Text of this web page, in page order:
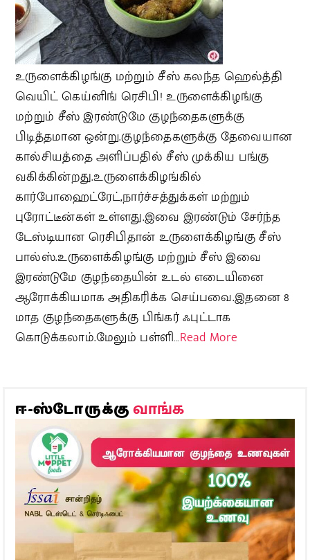
உருளைக்கிழங்கு மற்றும் சீஸ் கலந்த ஹெல்த்தி
வெயிட் கெய்னிங் ரெசிபி! உருளைக்கிழங்கு
மற்றும் சீஸ் இரண்டுமே குழந்தைகளுக்கு
பிடித்தமான ஒன்று.குழந்தைகளுக்கு தேவையான
கால்சியத்தை அளிப்பதில் சீஸ் முக்கிய பங்கு
வகிக்கின்றது.உருளைக்கிழங்கில்
கார்போஹைட்ரேட்,நார்ச்சத்துக்கள் மற்றும்
புரோட்டீன்கள் உள்ளது.இவை இரண்டும் சேர்ந்த
டேஸ்டியான ரெசிபிதான் உருளைக்கிழங்கு சீஸ்
பால்ஸ்.உருளைக்கிழங்கு மற்றும் சீஸ் இவை
இரண்டுமே குழந்தையின் உடல் எடையினை
ஆரோக்கியமாக அதிகரிக்க செய்பவை.இதனை 8
மாத குழந்தைகளுக்கு பிங்கர் ஃபுட்டாக
கொடுக்கலாம்.மேலும் பள்ளி…Read More
ஈ-ஸ்டோருக்குவாங்க